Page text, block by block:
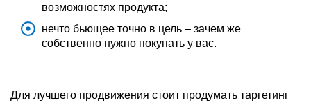
возможностях продукта;
нечто бьющее точно в цель – зачем же
собственно нужно покупать у вас.
Для лучшего продвижения стоит продумать таргетинг